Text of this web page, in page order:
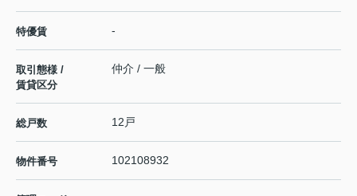
特優賃 -
取引態様 /
賃貸区分
仲介 / 一般
総戸数 12戸
物件番号 102108932